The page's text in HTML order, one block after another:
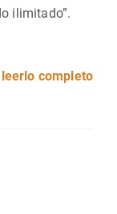
ilimitado”.
completo